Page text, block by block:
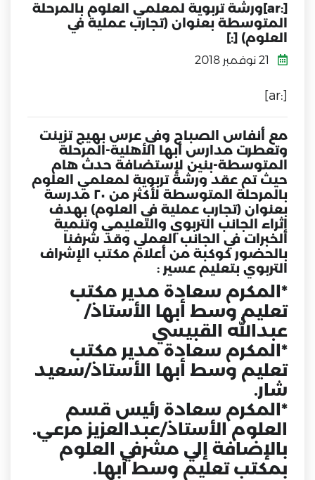
[:ar]ورشة تربوية لمعلمي العلوم بالمرحلة
المتوسطة بعنوان (تجارب عملية في
العلوم) [:]
[:ar]
مع أنفاس الصباح وفي عرس بهيج تزينت
وتعطرت مدارس أبها الأهلية-المرحلة
المتوسطة-بنين لإستضافة حدث هام
حيث تم عقد ورشة تربوية لمعلمي العلوم
بالمرحلة المتوسطة لأكثر من ٢٠ مدرسة
بعنوان (تجارب عملية في العلوم) بهدف
إثراء الجانب التربوي والتعليمي وتنمية
الخبرات في الجانب العملي وقد شرفنا
بالحضور كوكبة من أعلام مكتب الإشراف
التربوي بتعليم عسير :
*المكرم سعادة مدير مكتب
تعليم وسط أبها الأستاذ/
عبدالله القبيسي
*المكرم سعادة مدير مكتب
تعليم وسط أبها الأستاذ/سعيد
شار.
*المكرم سعادة رئيس قسم
العلوم الأستاذ/عبدالعزيز مرعي.
بالإضافة إلي مشرفي العلوم
بمكتب تعليم وسط أبها.